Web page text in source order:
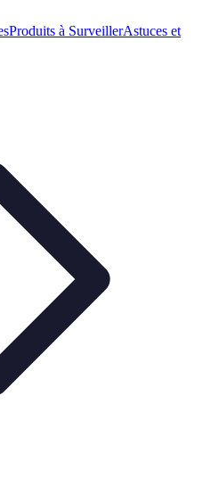
Produits à SurveillerAstuces et